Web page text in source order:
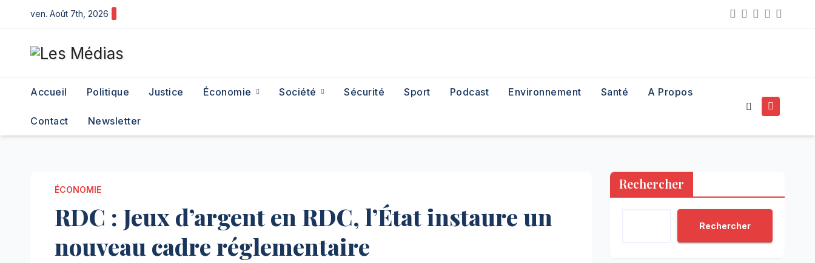
to
content
ven. Août 7th, 2026
Accueil Politique Justice Économie Société Sécurité Sport Podcast Environnement Santé A Propos
Contact Newsletter
ÉCONOMIE
RDC : Jeux d’argent en RDC, l’État instaure un
nouveau cadre réglementaire
Rechercher
Rechercher